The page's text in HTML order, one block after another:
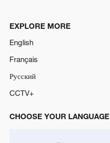
EXPLORE MORE
English
Français
Русский
CCTV+
CHOOSE YOUR LANGUAGE